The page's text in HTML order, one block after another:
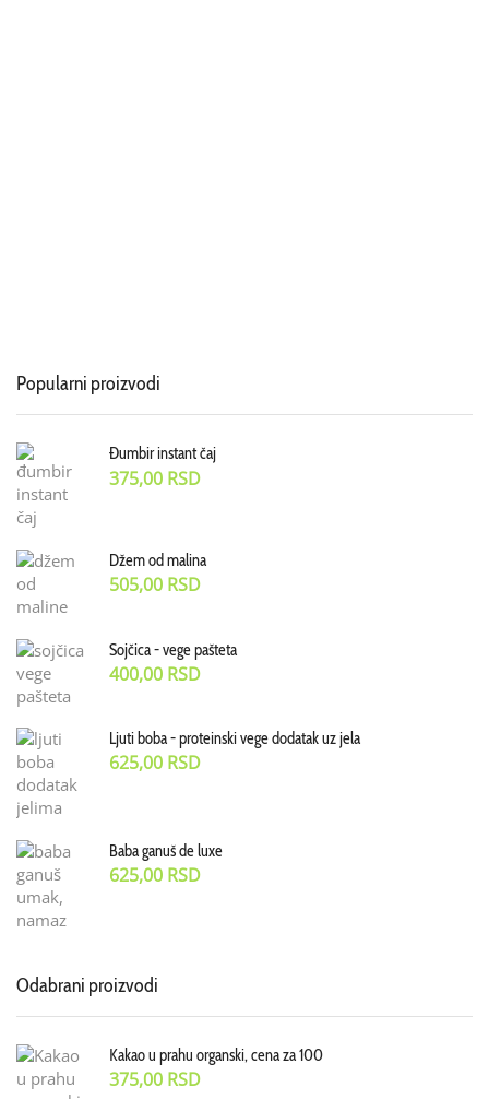
Popularni proizvodi
Đumbir instant čaj
375,00 RSD
Džem od malina
505,00 RSD
Sojčica - vege pašteta
400,00 RSD
Ljuti boba - proteinski vege dodatak uz jela
625,00 RSD
Baba ganuš de luxe
625,00 RSD
Odabrani proizvodi
Kakao u prahu organski, cena za 100
375,00 RSD